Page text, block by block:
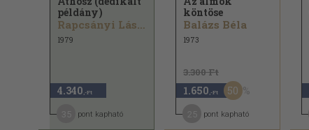
példány)
Rapcsányi László
1979
4.340 ,-Ft
pont kapható
köntöse
Balázs Béla
1973
3.300 Ft
1.650 ,-Ft 50
pont kapható